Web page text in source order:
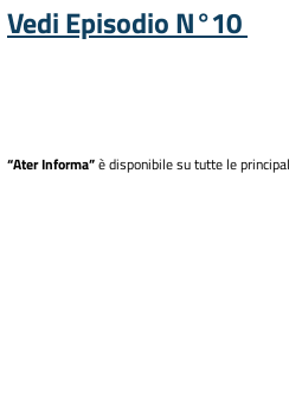
Vedi Episodio N°10
“Ater Informa”è disponibile su tutte le